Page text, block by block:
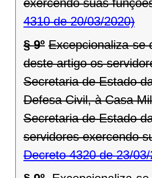
exercendo suas
4310 de 20/03/2020)
§ 9º Excepcionaliza-se
deste artigo os
Secretaria de Estado
Defesa Civil, à Casa
Secretaria de Estado
servidores exercendo
Decreto 4320 de 23/